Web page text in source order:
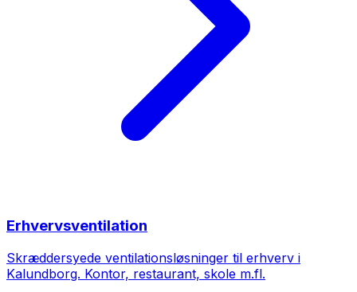
Erhvervsventilation
Skræddersyede ventilationsløsninger til erhverv i
Kalundborg. Kontor, restaurant, skole m.fl.